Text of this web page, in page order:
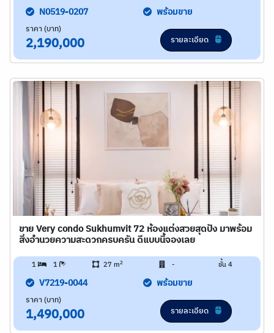
N0519-0207 พร้อมขาย
ราคา (บาท)
2,190,000 รายละเอียด
ขาย Very condo Sukhumvit 72 ห้องแต่งสวยสุดปัง มาพร้อม
สิ่งอำนวยความสะดวกครบครัน ดีแบบนี้จองเลย
1 1 27 m2 - ชั้น 4
V7219-0044 พร้อมขาย
ราคา (บาท)
1,490,000 รายละเอียด